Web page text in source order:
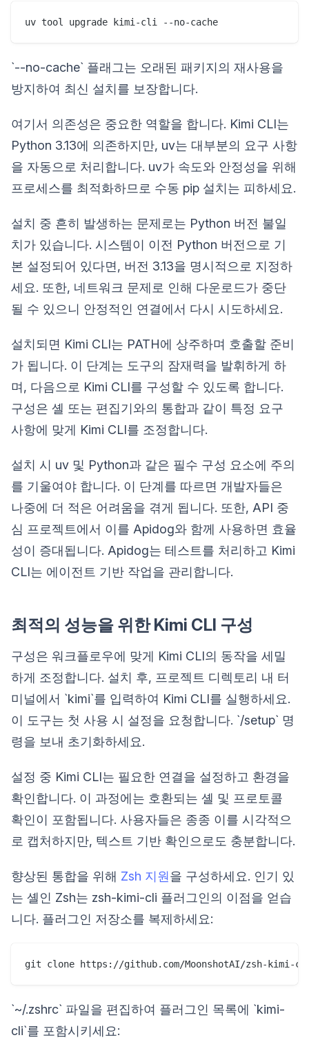
`--no-cache` 플래그는 오래된 패키지의 재사용을
방지하여 최신 설치를 보장합니다.
여기서 의존성은 중요한 역할을 합니다. Kimi CLI는
Python 3.13에 의존하지만, uv는 대부분의 요구 사항
을 자동으로 처리합니다. uv가 속도와 안정성을 위해
프로세스를 최적화하므로 수동 pip 설치는 피하세요.
설치 중 흔히 발생하는 문제로는 Python 버전 불일
치가 있습니다. 시스템이 이전 Python 버전으로 기
본 설정되어 있다면, 버전 3.13을 명시적으로 지정하
세요. 또한, 네트워크 문제로 인해 다운로드가 중단
될 수 있으니 안정적인 연결에서 다시 시도하세요.
설치되면 Kimi CLI는 PATH에 상주하며 호출할 준비
가 됩니다. 이 단계는 도구의 잠재력을 발휘하게 하
며, 다음으로 Kimi CLI를 구성할 수 있도록 합니다.
구성은 셸 또는 편집기와의 통합과 같이 특정 요구
사항에 맞게 Kimi CLI를 조정합니다.
설치 시 uv 및 Python과 같은 필수 구성 요소에 주의
를 기울여야 합니다. 이 단계를 따르면 개발자들은
나중에 더 적은 어려움을 겪게 됩니다. 또한, API 중
심 프로젝트에서 이를 Apidog와 함께 사용하면 효율
성이 증대됩니다. Apidog는 테스트를 처리하고 Kimi
CLI는 에이전트 기반 작업을 관리합니다.
최적의 성능을 위한 Kimi CLI 구성
구성은 워크플로우에 맞게 Kimi CLI의 동작을 세밀
하게 조정합니다. 설치 후, 프로젝트 디렉토리 내 터
미널에서 `kimi`를 입력하여 Kimi CLI를 실행하세요.
이 도구는 첫 사용 시 설정을 요청합니다. `/setup` 명
령을 보내 초기화하세요.
설정 중 Kimi CLI는 필요한 연결을 설정하고 환경을
확인합니다. 이 과정에는 호환되는 셸 및 프로토콜
확인이 포함됩니다. 사용자들은 종종 이를 시각적으
로 캡처하지만, 텍스트 기반 확인으로도 충분합니다.
향상된 통합을 위해 Zsh 지원을 구성하세요. 인기 있
는 셸인 Zsh는 zsh-kimi-cli 플러그인의 이점을 얻습
니다. 플러그인 저장소를 복제하세요:
`~/.zshrc` 파일을 편집하여 플러그인 목록에 `kimi-
cli`를 포함시키세요: